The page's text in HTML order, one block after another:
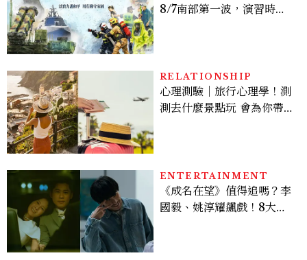
8/7南部第一波，演習時
RELATIONSHIP
心理測驗｜旅行心理學！測
測去什麼景點玩 會為你帶來
ENTERTAINMENT
《成名在望》值得追嗎？李
國毅、姚淳耀飆戲！8大看